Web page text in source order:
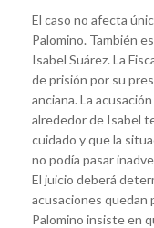
El caso no afecta
Palomino. También
Isabel Suárez. La
de prisión por su
anciana. La
alrededor de Isabel
cuidado y que la
no podía pasar
El juicio deberá
acusaciones quedan
Palomino insiste en